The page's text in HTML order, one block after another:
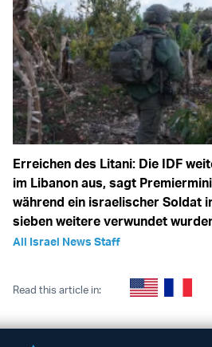
Erreichen des Litani: Die IDF
im Libanon aus, sagt
während ein israelischer Soldat
sieben weitere verwundet
All Israel News Staff
Read this article in: